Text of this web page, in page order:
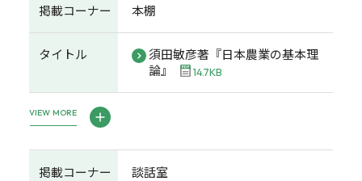
掲載コーナー 本棚
タイトル
須田敏彦著『日本農業の基本理
論』
14.7KB
VIEW MORE
掲載コーナー 談話室